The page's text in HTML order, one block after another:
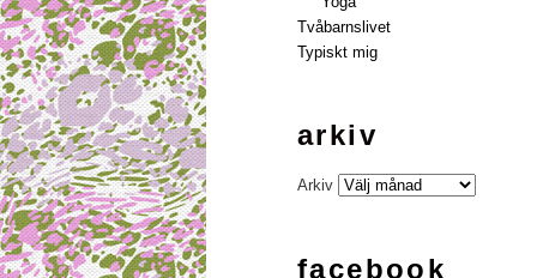
Tvåbarnslivet
Typiskt mig
arkiv
Arkiv
facebook